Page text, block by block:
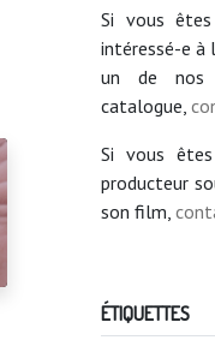
Si vous
intéressé-e à
un de
catalogue,
Si vous
producteur
son film,
ÉTIQUETTES